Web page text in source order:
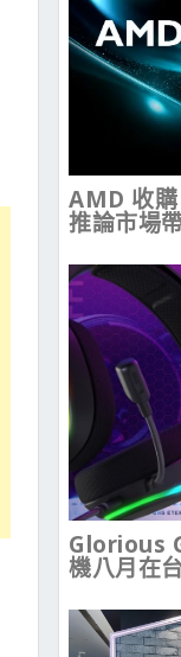
AMD 收
推論市場
Glorious
機八月在